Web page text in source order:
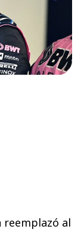
reemplazó al